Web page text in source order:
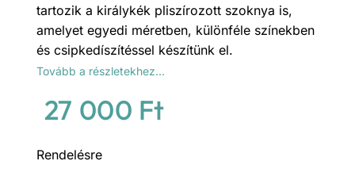
tartozik a királykék pliszírozott szoknya is,
amelyet egyedi méretben, különféle színekben
és csipkedíszítéssel készítünk el.
Tovább a részletekhez…
27 000 Ft
Rendelésre